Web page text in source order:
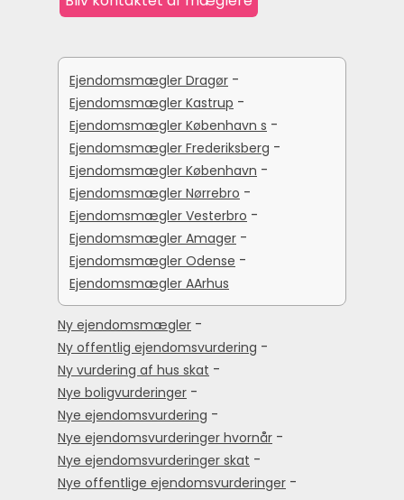
Ejendomsmægler Dragør -
Ejendomsmægler Kastrup -
Ejendomsmægler København s -
Ejendomsmægler Frederiksberg -
Ejendomsmægler København -
Ejendomsmægler Nørrebro -
Ejendomsmægler Vesterbro -
Ejendomsmægler Amager -
Ejendomsmægler Odense -
Ejendomsmægler AArhus
Ny ejendomsmægler -
Ny offentlig ejendomsvurdering -
Ny vurdering af hus skat -
Nye boligvurderinger -
Nye ejendomsvurdering -
Nye ejendomsvurderinger hvornår -
Nye ejendomsvurderinger skat -
Nye offentlige ejendomsvurderinger -